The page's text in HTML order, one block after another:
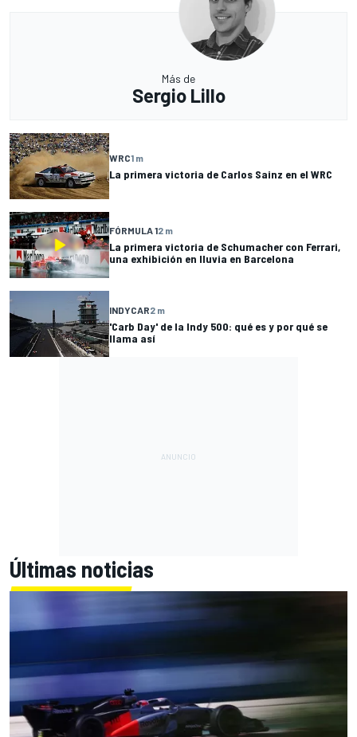
Más de
Sergio Lillo
WRC1 m
La primera victoria de Carlos Sainz en el WRC
FÓRMULA 12 m
La primera victoria de Schumacher con Ferrari,
una exhibición en lluvia en Barcelona
INDYCAR2 m
'Carb Day' de la Indy 500: qué es y por qué se
llama así
Últimas noticias